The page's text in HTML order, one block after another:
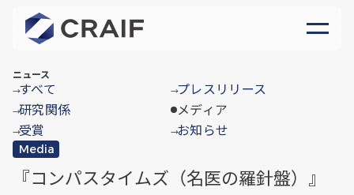
ニュース
→すべて →プレスリリース
→研究関係 メディア
→受賞 →お知らせ
Media
『コンパスタイムズ（名医の羅針盤）』